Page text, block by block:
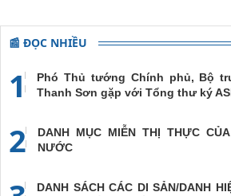
📰 ĐỌC NHIỀU
1
Phó Thủ tướng Chính phủ, Bộ
Thanh Sơn gặp với Tổng thư ký
2
DANH MỤC MIỄN THỊ THỰC
NƯỚC
DANH SÁCH CÁC DI SẢN/DANH